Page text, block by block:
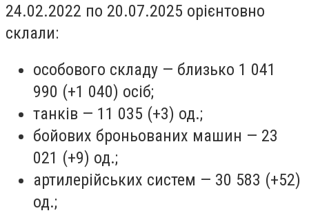
24.02.2022 по 20.07.2025 орієнтовно
склали:
особового складу — близько 1 041
990 (+1 040) осіб;
танків — 11 035 (+3) од.;
бойових броньованих машин — 23
021 (+9) од.;
артилерійських систем — 30 583 (+52)
од.;